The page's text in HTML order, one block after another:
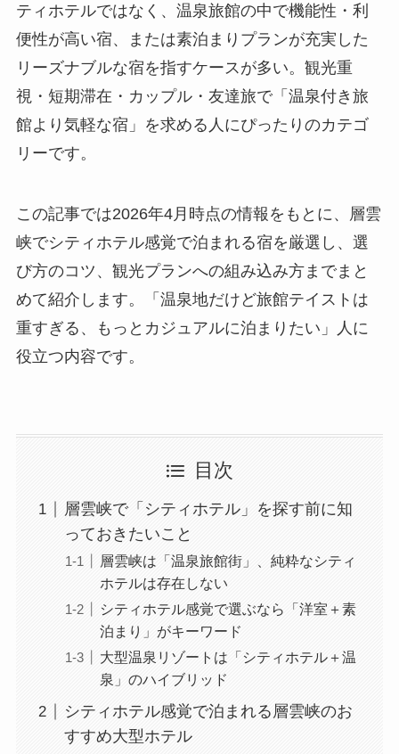
ティホテルではなく、温泉旅館の中で機能性・利
便性が高い宿、または素泊まりプランが充実した
リーズナブルな宿を指すケースが多い。観光重
視・短期滞在・カップル・友達旅で「温泉付き旅
館より気軽な宿」を求める人にぴったりのカテゴ
リーです。
この記事では2026年4月時点の情報をもとに、層雲
峡でシティホテル感覚で泊まれる宿を厳選し、選
び方のコツ、観光プランへの組み込み方までまと
めて紹介します。「温泉地だけど旅館テイストは
重すぎる、もっとカジュアルに泊まりたい」人に
役立つ内容です。
目次
層雲峡で「シティホテル」を探す前に知
っておきたいこと
層雲峡は「温泉旅館街」、純粋なシティ
ホテルは存在しない
シティホテル感覚で選ぶなら「洋室＋素
泊まり」がキーワード
大型温泉リゾートは「シティホテル＋温
泉」のハイブリッド
シティホテル感覚で泊まれる層雲峡のお
すすめ大型ホテル